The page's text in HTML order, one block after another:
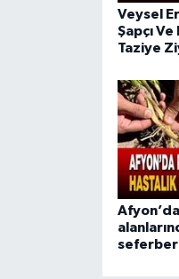
Veysel
Şapçı
Taziye